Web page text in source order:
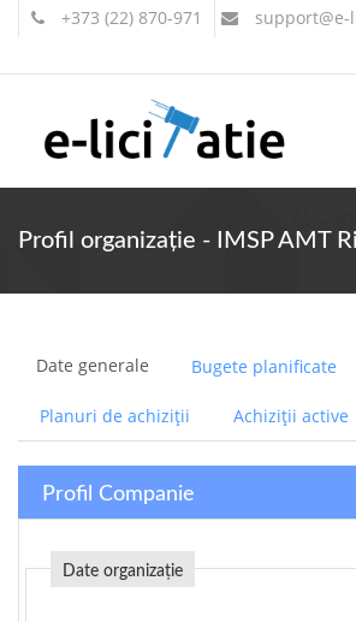
+373 (22) 870-971 support
Profil organizație - IMSP AMT
Date generale Bugete planificate
Planuri de achiziții Achiziții active
Profil Companie
Date organizație